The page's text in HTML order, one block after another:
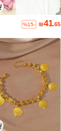
₪41.65
%15-